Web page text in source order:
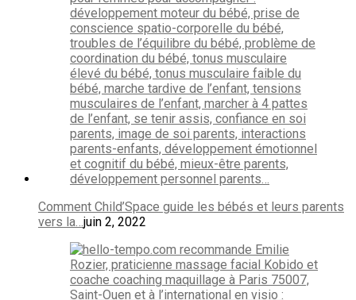
Comment Child’Space guide les bébés et leurs parents
vers la…juin 2, 2022